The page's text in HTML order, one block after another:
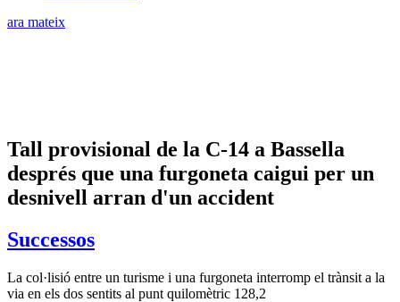
ara mateix
Tall provisional de la C-14 a Bassella
després que una furgoneta caigui per un
desnivell arran d'un accident
Successos
La col·lisió entre un turisme i una furgoneta interromp el trànsit a la
via en els dos sentits al punt quilomètric 128,2